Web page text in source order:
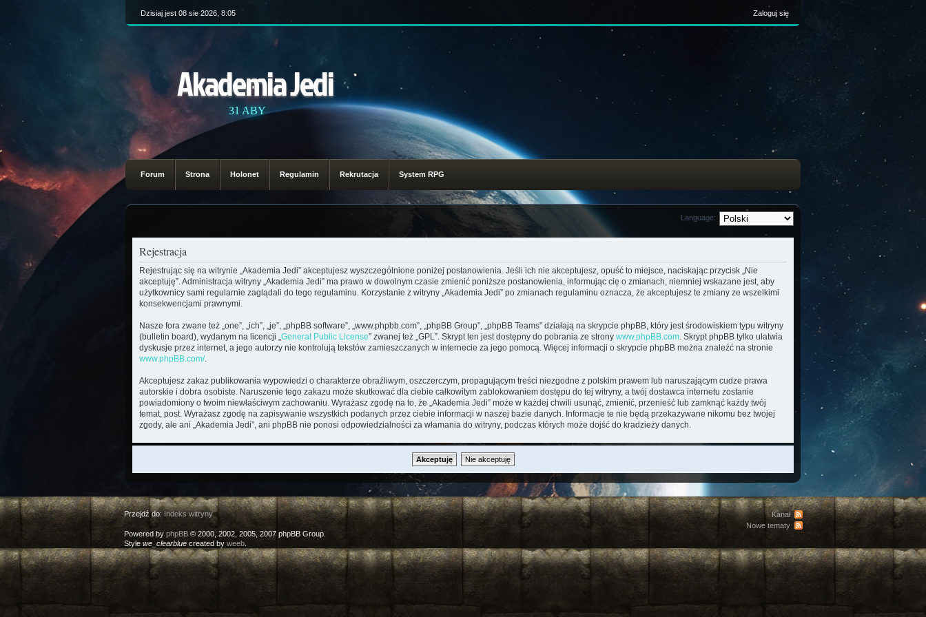
Dzisiaj jest 08 sie 2026, 8:05 Zaloguj się
Akademia Jedi
31 ABY
Forum Strona Holonet Regulamin Rekrutacja System RPG
Language:
Rejestracja
Rejestrując się na witrynie „Akademia Jedi” akceptujesz wyszczególnione poniżej postanowienia. Jeśli ich nie akceptujesz, opuść to miejsce, naciskając przycisk „Nie
akceptuję”. Administracja witryny „Akademia Jedi” ma prawo w dowolnym czasie zmienić poniższe postanowienia, informując cię o zmianach, niemniej wskazane jest, aby
użytkownicy sami regularnie zaglądali do tego regulaminu. Korzystanie z witryny „Akademia Jedi” po zmianach regulaminu oznacza, że akceptujesz te zmiany ze wszelkimi
konsekwencjami prawnymi.
Nasze fora zwane też „one”, „ich”, „je”, „phpBB software”, „www.phpbb.com”, „phpBB Group”, „phpBB Teams” działają na skrypcie phpBB, który jest środowiskiem typu witryny
(bulletin board), wydanym na licencji „General Public License” zwanej też „GPL”. Skrypt ten jest dostępny do pobrania ze strony www.phpBB.com. Skrypt phpBB tylko ułatwia
dyskusje przez internet, a jego autorzy nie kontrolują tekstów zamieszczanych w internecie za jego pomocą. Więcej informacji o skrypcie phpBB można znaleźć na stronie
www.phpBB.com/.
Akceptujesz zakaz publikowania wypowiedzi o charakterze obraźliwym, oszczerczym, propagującym treści niezgodne z polskim prawem lub naruszającym cudze prawa
autorskie i dobra osobiste. Naruszenie tego zakazu może skutkować dla ciebie całkowitym zablokowaniem dostępu do tej witryny, a twój dostawca internetu zostanie
powiadomiony o twoim niewłaściwym zachowaniu. Wyrażasz zgodę na to, że „Akademia Jedi” może w każdej chwili usunąć, zmienić, przenieść lub zamknąć każdy twój
temat, post. Wyrażasz zgodę na zapisywanie wszystkich podanych przez ciebie informacji w naszej bazie danych. Informacje te nie będą przekazywane nikomu bez twojej
zgody, ale ani „Akademia Jedi”, ani phpBB nie ponosi odpowiedzialności za włamania do witryny, podczas których może dojść do kradzieży danych.
Przejdź do: Indeks witryny
Powered by phpBB© 2000, 2002, 2005, 2007 phpBB Group.
Style we_clearbluecreated by weeb.
Kanał
Nowe tematy